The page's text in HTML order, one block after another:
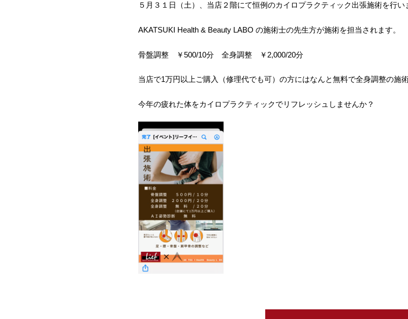
５月３１日（土）、当店２階にて恒例のカイロプラクティック出張施術を行い
AKATSUKI Health & Beauty LABO の施術士の先生方が施術を担当されます。
骨盤調整 ￥500/10分 全身調整 ￥2,000/20分
当店で1万円以上ご購入（修理代でも可）の方にはなんと無料で全身調整の施
今年の疲れた体をカイロプラクティックでリフレッシュしませんか？